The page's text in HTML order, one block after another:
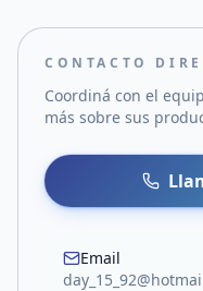
CONTACTO
Coordiná con el
más sobre sus
Email